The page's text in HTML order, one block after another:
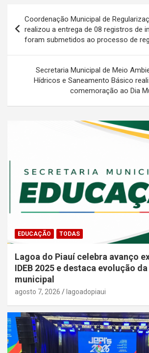
de
Post
Coordenação Municipal de
realizou a entrega de 08 registros de
foram submetidos ao processo de
Secretaria Municipal de Meio
Hídricos e Saneamento Básico
comemoração ao Dia
EDUCAÇÃO TODAS
Lagoa do Piauí celebra avanço
IDEB 2025 e destaca evolução
municipal
agosto 7, 2026 lagoadopiaui